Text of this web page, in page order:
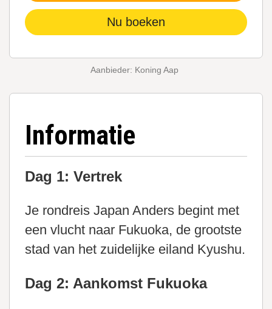
Nu boeken
Aanbieder: Koning Aap
Informatie
Dag 1: Vertrek
Je rondreis Japan Anders begint met
een vlucht naar Fukuoka, de grootste
stad van het zuidelijke eiland Kyushu.
Dag 2: Aankomst Fukuoka